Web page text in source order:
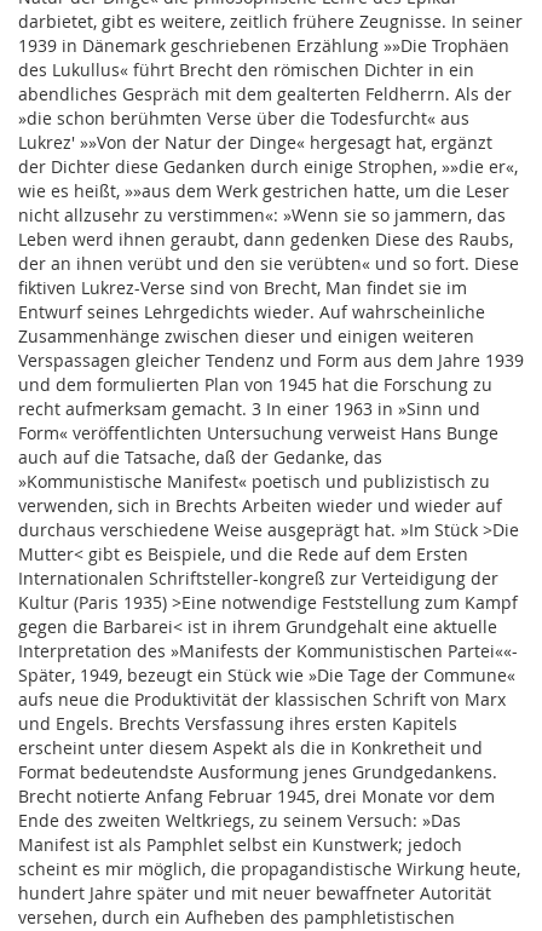
darbietet, gibt es weitere, zeitlich frühere Zeugnisse. In seiner
1939 in Dänemark geschriebenen Erzählung »»Die Trophäen
des Lukullus« führt Brecht den römischen Dichter in ein
abendliches Gespräch mit dem gealterten Feldherrn. Als der
»die schon berühmten Verse über die Todesfurcht« aus
Lukrez' »»Von der Natur der Dinge« hergesagt hat, ergänzt
der Dichter diese Gedanken durch einige Strophen, »»die er«,
wie es heißt, »»aus dem Werk gestrichen hatte, um die Leser
nicht allzusehr zu verstimmen«: »Wenn sie so jammern, das
Leben werd ihnen geraubt, dann gedenken Diese des Raubs,
der an ihnen verübt und den sie verübten« und so fort. Diese
fiktiven Lukrez-Verse sind von Brecht, Man findet sie im
Entwurf seines Lehrgedichts wieder. Auf wahrscheinliche
Zusammenhänge zwischen dieser und einigen weiteren
Verspassagen gleicher Tendenz und Form aus dem Jahre 1939
und dem formulierten Plan von 1945 hat die Forschung zu
recht aufmerksam gemacht. 3 In einer 1963 in »Sinn und
Form« veröffentlichten Untersuchung verweist Hans Bunge
auch auf die Tatsache, daß der Gedanke, das
»Kommunistische Manifest« poetisch und publizistisch zu
verwenden, sich in Brechts Arbeiten wieder und wieder auf
durchaus verschiedene Weise ausgeprägt hat. »Im Stück >Die
Mutter< gibt es Beispiele, und die Rede auf dem Ersten
Internationalen Schriftsteller-kongreß zur Verteidigung der
Kultur (Paris 1935) >Eine notwendige Feststellung zum Kampf
gegen die Barbarei< ist in ihrem Grundgehalt eine aktuelle
Interpretation des »Manifests der Kommunistischen Partei««-
Später, 1949, bezeugt ein Stück wie »Die Tage der Commune«
aufs neue die Produktivität der klassischen Schrift von Marx
und Engels. Brechts Versfassung ihres ersten Kapitels
erscheint unter diesem Aspekt als die in Konkretheit und
Format bedeutendste Ausformung jenes Grundgedankens.
Brecht notierte Anfang Februar 1945, drei Monate vor dem
Ende des zweiten Weltkriegs, zu seinem Versuch: »Das
Manifest ist als Pamphlet selbst ein Kunstwerk; jedoch
scheint es mir möglich, die propagandistische Wirkung heute,
hundert Jahre später und mit neuer bewaffneter Autorität
versehen, durch ein Aufheben des pamphletistischen